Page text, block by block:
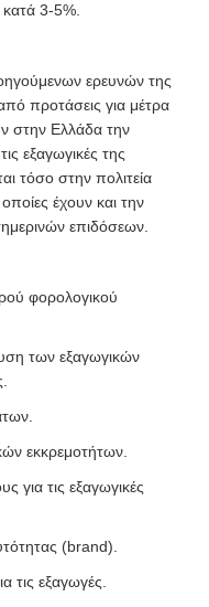
3-5%.
ερευνών της
προτάσεις για μέτρα
στην Ελλάδα την
εξαγωγικές της
τόσο στην πολιτεία
οποίες έχουν και την
επιδόσεων.
φορολογικού
των εξαγωγικών
εκκρεμοτήτων.
για τις εξαγωγικές
(brand).
τις εξαγωγές.